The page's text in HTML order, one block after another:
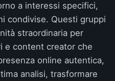
a interessi specifici,
condivise. Questi gruppi
straordinaria per
e content creator che
online autentica,
analisi, trasformare